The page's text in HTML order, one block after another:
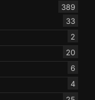
389
33
2
20
6
4